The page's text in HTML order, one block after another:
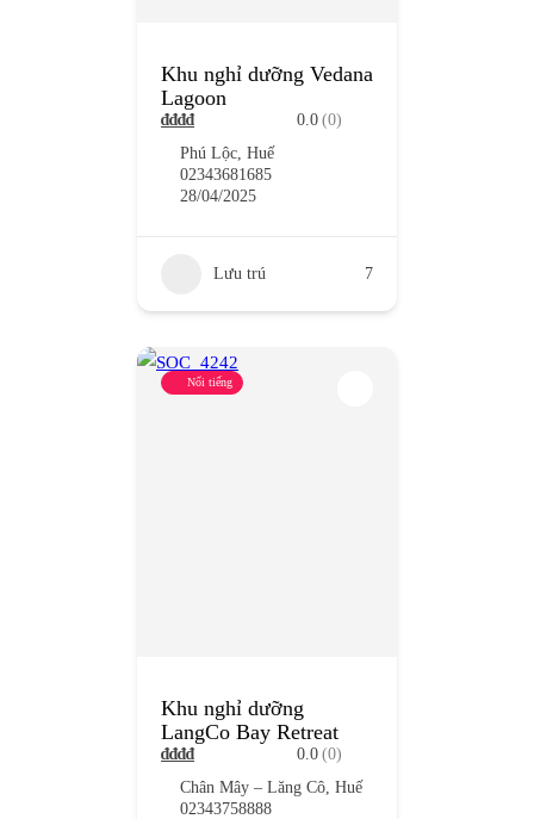
Khu nghỉ dưỡng Vedana
Lagoon
₫₫₫₫ 0.0 (0)
Phú Lộc, Huế
02343681685
28/04/2025
Lưu trú 7
Nổi tiếng
Khu nghỉ dưỡng
LangCo Bay Retreat
₫₫₫₫ 0.0 (0)
Chân Mây – Lăng Cô, Huế
02343758888